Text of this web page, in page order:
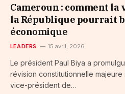
Cameroun : comment la
la République pourrait
économique
LEADERS 15 avril, 2026
Le président Paul Biya a
révision constitutionnelle
vice-président de…